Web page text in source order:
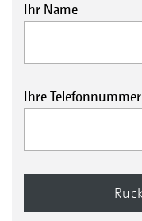
Ihr Name
Ihre Telefonnummer